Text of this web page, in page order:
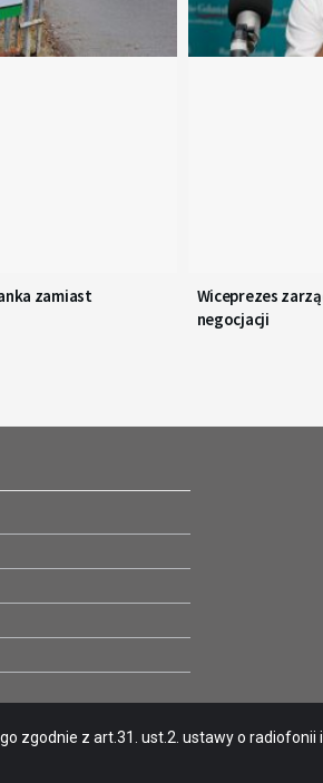
zamiast
Wiceprezes
negocjacji
zgodnie z art.31. ust.2. ustawy o radiofonii